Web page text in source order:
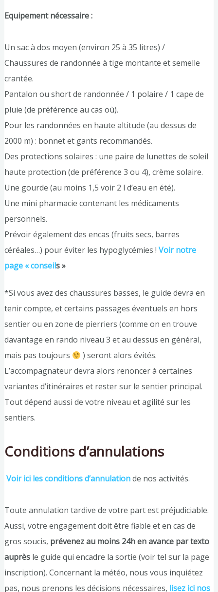
Equipement nécessaire :
Un sac à dos moyen (environ 25 à 35 litres) /
Chaussures de randonnée à tige montante et semelle
crantée.
Pantalon ou short de randonnée / 1 polaire / 1 cape de
pluie (de préférence au cas où).
Pour les randonnées en haute altitude (au dessus de
2000 m) : bonnet et gants recommandés.
Des protections solaires : une paire de lunettes de soleil
haute protection (de préférence 3 ou 4), crème solaire.
Une gourde (au moins 1,5 voir 2 l d’eau en été).
Une mini pharmacie contenant les médicaments
personnels.
Prévoir également des encas (fruits secs, barres
céréales…) pour éviter les hypoglycémies ! Voir notre
page « conseils »
*Si vous avez des chaussures basses, le guide devra en
tenir compte, et certains passages éventuels en hors
sentier ou en zone de pierriers (comme on en trouve
davantage en rando niveau 3 et au dessus en général,
mais pas toujours
) seront alors évités.
L’accompagnateur devra alors renoncer à certaines
variantes d’itinéraires et rester sur le sentier principal.
Tout dépend aussi de votre niveau et agilité sur les
sentiers.
Conditions d’annulations
Voir ici les conditions d’annulationde nos activités.
Toute annulation tardive de votre part est préjudiciable.
Aussi, votre engagement doit être fiable et en cas de
gros soucis, prévenez au moins 24h en avance par texto
auprès le guide qui encadre la sortie (voir tel sur la page
inscription). Concernant la météo, nous vous inquiétez
pas, nous prenons les décisions nécessaires, lisez ici nos